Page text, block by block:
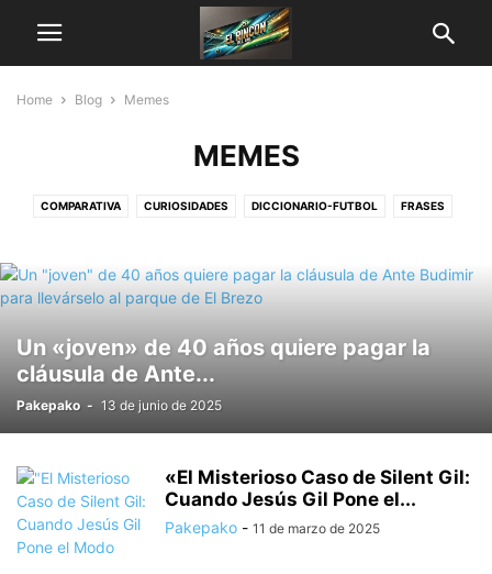
Home Blog Memes
MEMES
COMPARATIVA CURIOSIDADES DICCIONARIO-FUTBOL FRASES
Un «joven» de 40 años quiere pagar la
cláusula de Ante...
Pakepako - 13 de junio de 2025
«El Misterioso Caso de Silent Gil:
Cuando Jesús Gil Pone el...
Pakepako - 11 de marzo de 2025